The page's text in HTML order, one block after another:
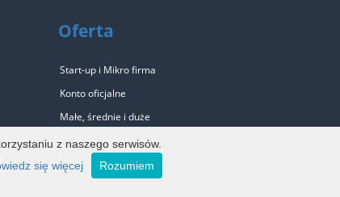
Oferta
Start-up i Mikro firma
Konto oficjalne
Małe, średnie i duże
Mała agencja PR
Duża agencja PR
z naszego serwisów.
się więcej Rozumiem